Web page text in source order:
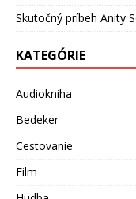
Skutočný príbeh Anity
KATEGÓRIE
Audiokniha
Bedeker
Cestovanie
Film